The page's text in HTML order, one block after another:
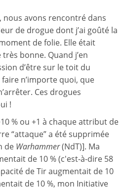
nous avons rencontré dans
de drogue dont j’ai goûté la
de folie. Elle était
bonne. Quand j’en
d’être sur le toit du
n’importe quoi, que
Ces drogues
!
% ou +1 à chaque attribut de
“attaque” a été supprimée
de Warhammer(NdT)]. Ma
de 10 % (c'est-à-dire 58
de Tir augmentait de 10
de 10 %, mon Initiative